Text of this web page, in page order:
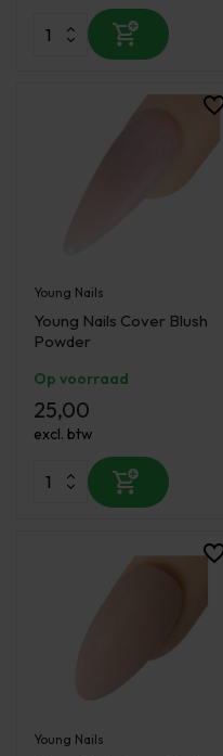
Young Nails
Young Nails Cover Blush
Powder
Op voorraad
25,00
excl. btw
Young Nails